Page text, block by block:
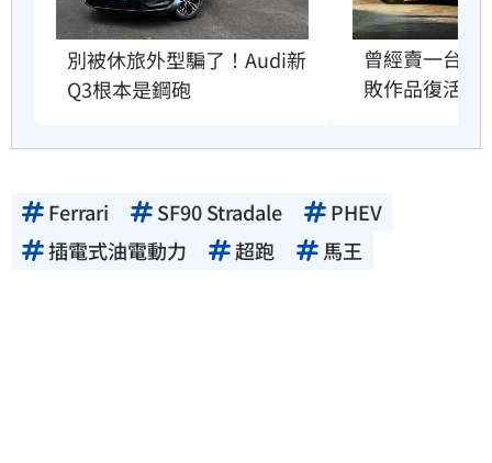
別被休旅外型騙了！Audi新
Q3根本是鋼砲
曾經賣一台賠
敗作品復活
Ferrari SF90 Stradale
PHEV
插電式油電動力
超跑 馬王